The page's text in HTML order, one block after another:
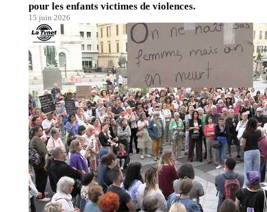
pour les enfants victimes de violences.
15 juin 2026